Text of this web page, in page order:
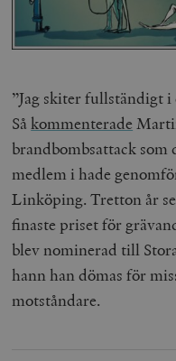
”Jag skiter fullständigt
Såkommenterade
brandbombsattack som
medlem i hade
Linköping. Tretton år
finaste priset för
blev nominerad till
hann han dömas för
motståndare.